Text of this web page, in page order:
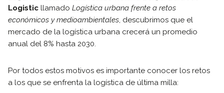
Logistic llamado Logística urbana frente a retos
económicos y medioambientales , descubrimos que el
mercado de la logística urbana crecerá un promedio
anual del 8% hasta 2030.
Por todos estos motivos es importante conocer los retos
a los que se enfrenta la logística de última milla: